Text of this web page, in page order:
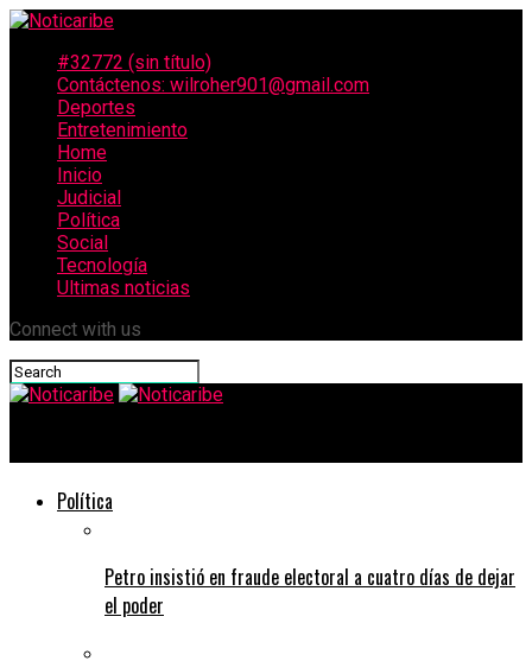
#32772 (sin título)
Contáctenos: wilroher901@gmail.com
Deportes
Entretenimiento
Home
Inicio
Judicial
Política
Social
Tecnología
Ultimas noticias
Connect with us
Política
Petro insistió en fraude electoral a cuatro días de dejar
el poder